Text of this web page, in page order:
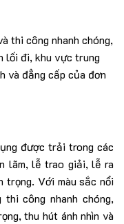
thi công nhanh chóng,
lối đi, khu vực trung
và đẳng cấp của đơn
được trải trong các
lãm, lễ trao giải, lễ ra
trọng. Với màu sắc nổi
công nhanh chóng,
thu hút ánh nhìn và